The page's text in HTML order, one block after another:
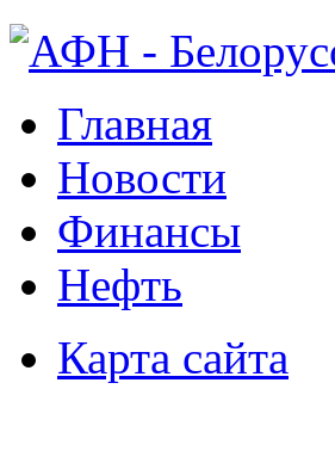
Главная
Новости
Финансы
Нефть
Карта сайта